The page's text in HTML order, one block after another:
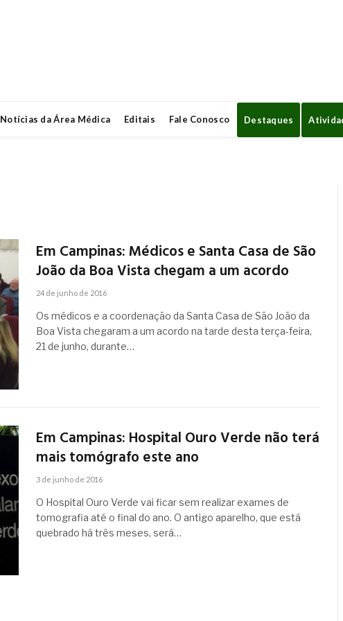
Notícias da Área Médica Editais Fale Conosco Destaques
Em Campinas: Médicos e Santa Casa de São
João da Boa Vista chegam a um acordo
24 de junho de 2016
Os médicos e a coordenação da Santa Casa de São João da
Boa Vista chegaram a um acordo na tarde desta terça-feira,
21 de junho, durante…
Em Campinas: Hospital Ouro Verde não terá
mais tomógrafo este ano
3 de junho de 2016
O Hospital Ouro Verde vai ficar sem realizar exames de
tomografia até o final do ano. O antigo aparelho, que está
quebrado há três meses, será…